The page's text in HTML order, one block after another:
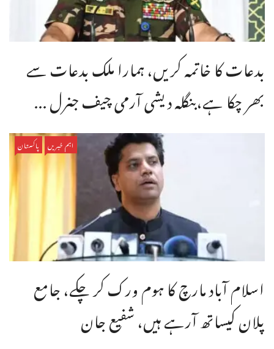
بدعات کا خاتمہ کریں، ہمارا ملک بدعات سے
بھر چکا ہے،بنگله دیشی آرمی چیف جنرل ...
اہم خبریں پاکستان
اسلام آباد مارچ کا ہوم ورک کر چکے، جامع
پلان کیساتھ آرہے ہیں، شفیع جان